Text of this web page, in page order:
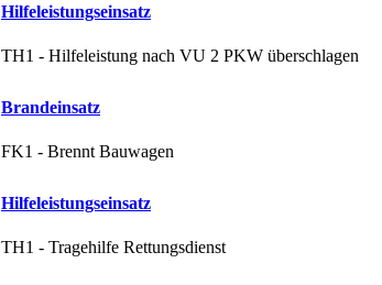
Hilfeleistungseinsatz
TH1 - Hilfeleistung nach VU 2 PKW überschlagen
Brandeinsatz
FK1 - Brennt Bauwagen
Hilfeleistungseinsatz
TH1 - Tragehilfe Rettungsdienst